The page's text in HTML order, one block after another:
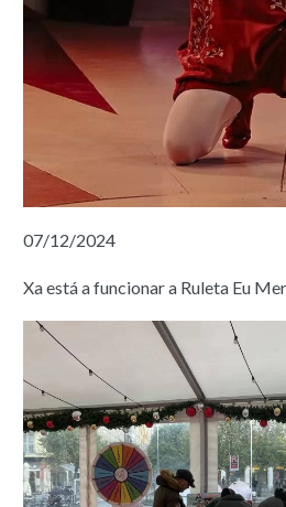
07/12/2024
Xa está a funcionar a Ruleta Eu